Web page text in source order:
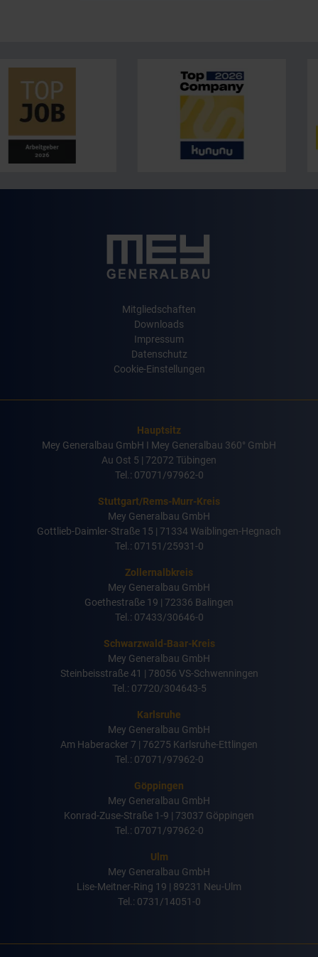
Navigation
überspringen
Mitgliedschaften
Downloads
Impressum
Datenschutz
Cookie-Einstellungen
Hauptsitz
Mey Generalbau GmbH I Mey Generalbau 360° GmbH
Au Ost 5 | 72072 Tübingen
Tel.: 07071/97962-0
Stuttgart/Rems-Murr-Kreis
Mey Generalbau GmbH
Gottlieb-Daimler-Straße 15 | 71334 Waiblingen-Hegnach
Tel.: 07151/25931-0
Zollernalbkreis
Mey Generalbau GmbH
Goethestraße 19 | 72336 Balingen
Tel.: 07433/30646-0
Schwarzwald-Baar-Kreis
Mey Generalbau GmbH
Steinbeisstraße 41 | 78056 VS-Schwenningen
Tel.: 07720/304643-5
Karlsruhe
Mey Generalbau GmbH
Am Haberacker 7 | 76275 Karlsruhe-Ettlingen
Tel.: 07071/97962-0
Göppingen
Mey Generalbau GmbH
Konrad-Zuse-Straße 1-9 | 73037 Göppingen
Tel.: 07071/97962-0
Ulm
Mey Generalbau GmbH
Lise-Meitner-Ring 19 | 89231 Neu-Ulm
Tel.: 0731/14051-0